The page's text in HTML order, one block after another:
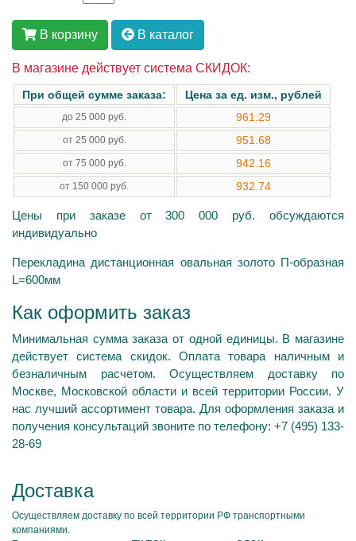
В корзину В каталог
В магазине действует система СКИДОК:
При общей сумме заказа: Цена за ед. изм., рублей
до 25 000 руб. 961.29
от 25 000 руб. 951.68
от 75 000 руб. 942.16
от 150 000 руб. 932.74
Цены при заказе от 300 000 руб. обсуждаются
индивидуально
Перекладина дистанционная овальная золото П-образная
L=600мм
Как оформить заказ
Минимальная сумма заказа от одной единицы. В магазине
действует система скидок. Оплата товара наличным и
безналичным расчетом. Осуществляем доставку по
Москве, Московской области и всей территории России. У
нас лучший ассортимент товара. Для оформления заказа и
получения консультаций звоните по телефону: +7 (495) 133-
28-69
Доставка
Осуществляем доставку по всей территории РФ транспортными
компаниями.